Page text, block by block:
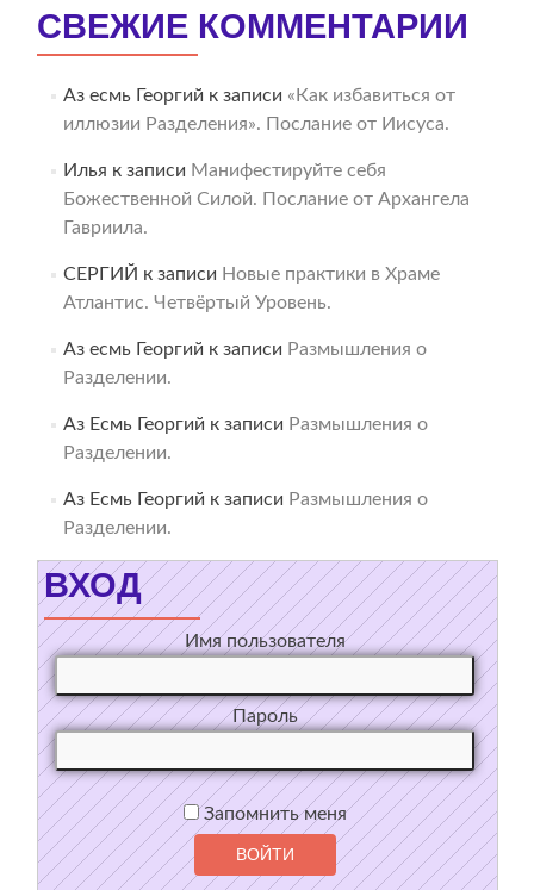
СВЕЖИЕ КОММЕНТАРИИ
Аз есмь Георгий к записи «Как избавиться от
иллюзии Разделения». Послание от Иисуса.
Илья к записи Манифестируйте себя
Божественной Силой. Послание от Архангела
Гавриила.
СЕРГИЙ к записи Новые практики в Храме
Атлантис. Четвёртый Уровень.
Аз есмь Георгий к записи Размышления о
Разделении.
Аз Есмь Георгий к записи Размышления о
Разделении.
Аз Есмь Георгий к записи Размышления о
Разделении.
ВХОД
Имя пользователя
Пароль
Запомнить меня